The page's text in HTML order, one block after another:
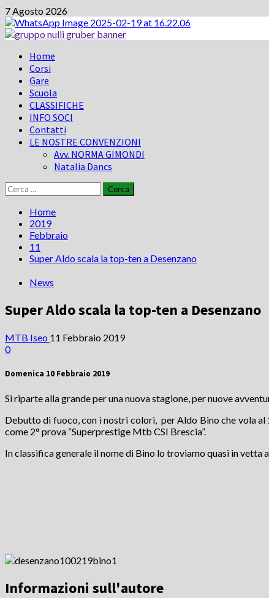
Vai
al
contenuto
7 Agosto 2026
Menu
principale
Home
Corsi
Gare
Scuola
CLASSIFICHE
INFO SOCI
Contatti
LE NOSTRE CONVENZIONI
Avv. NORMA GIMONDI
Natalia Dancs
Ricerca
per:
Home
2019
Febbraio
11
Super Aldo scala la top-ten a Desenzano
News
Super Aldo scala la top-ten a Desenzano
MTB Iseo 11 Febbraio 2019
0
Domenica 10 Febbraio 2019
Si riparte alla grande per una nuova stagione, per nuove
Debutto di fuoco, con i nostri colori, per Aldo Bino che vola al
come 2° prova “Superprestige Mtb CSI Brescia”.
In classifica generale il nome di Bino lo troviamo quasi in
Informazioni sull'autore